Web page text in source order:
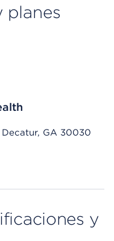
planes
GA 30030
on mobile devices
y